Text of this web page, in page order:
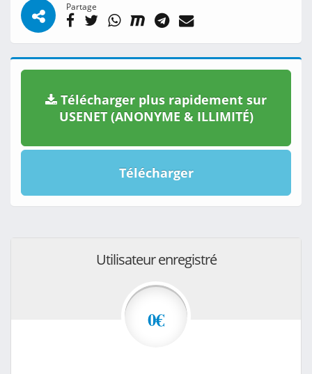
Partage
Télécharger plus rapidement sur
USENET (ANONYME & ILLIMITÉ)
Télécharger
Utilisateur enregistré
0€